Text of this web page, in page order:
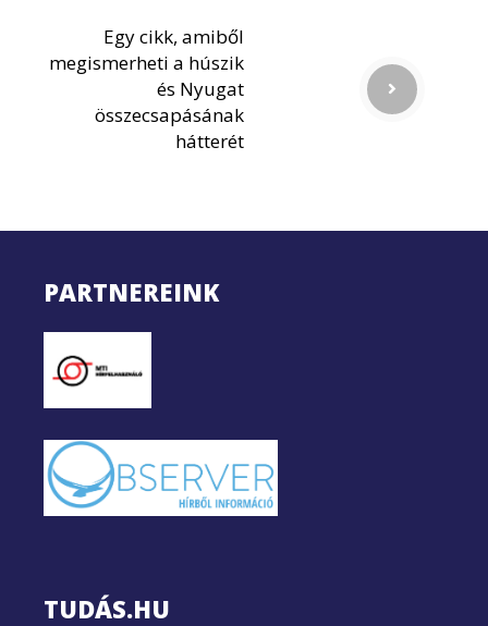
Egy cikk, amiből
megismerheti a húszik
és Nyugat
összecsapásának
hátterét
PARTNEREINK
TUDÁS.HU